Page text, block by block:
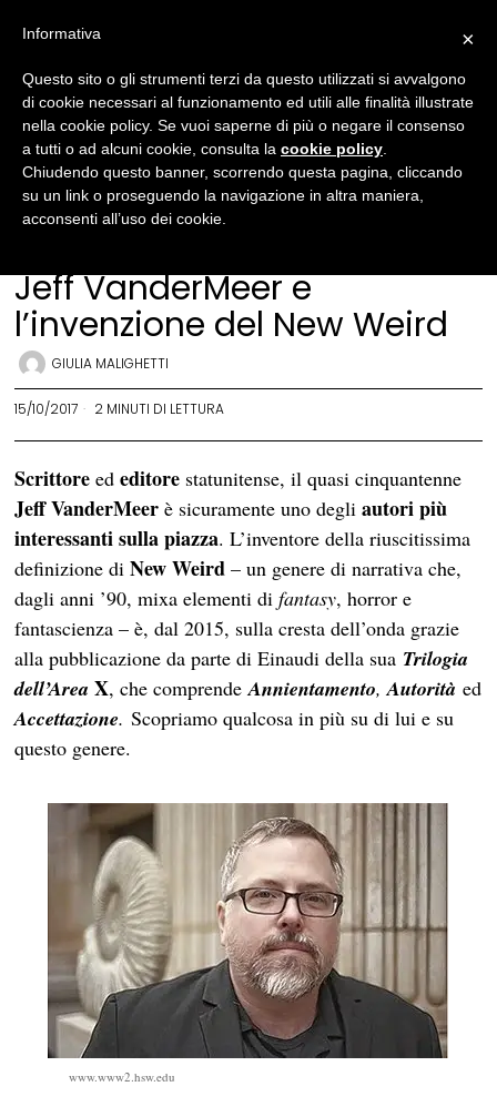
Jeff VanderMeer e
l’invenzione del New Weird
GIULIA MALIGHETTI
15/10/2017 2 MINUTI DI LETTURA
Scrittore ededitore statunitense, il quasi cinquantenne
Jeff VanderMeer è sicuramente uno degliautori più
interessanti sulla piazza. L’inventore della riuscitissima
definizione diNew Weird – un genere di narrativa che,
dagli anni ’90, mixa elementi difantasy, horror e
fantascienza – è, dal 2015, sulla cresta dell’onda grazie
alla pubblicazione da parte di Einaudi della sua Trilogia
dell’Area X, che comprendeAnnientamento,Autorità ed
Accettazione.Scopriamo qualcosa in più su di lui e su
questo genere.
www.www2.hsw.edu
×
Informativa
Questo sito o gli strumenti terzi da questo utilizzati si avvalgono
di cookie necessari al funzionamento ed utili alle finalità illustrate
nella cookie policy. Se vuoi saperne di più o negare il consenso
a tutti o ad alcuni cookie, consulta la cookie policy
Chiudendo questo banner, scorrendo questa pagina, cliccando
su un link o proseguendo la navigazione in altra maniera,
acconsenti all’uso dei cookie.